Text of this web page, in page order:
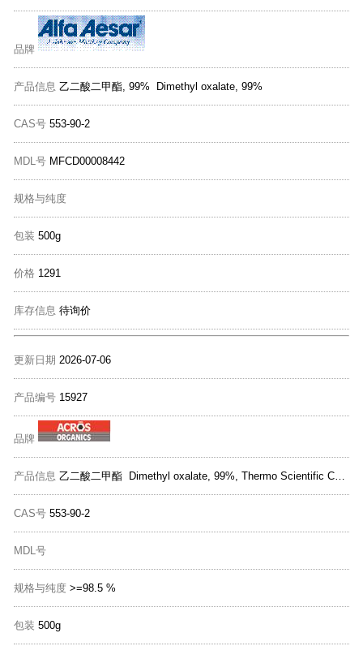
品牌
产品信息 乙二酸二甲酯, 99% Dimethyl oxalate, 99%
CAS号 553-90-2
MDL号 MFCD00008442
规格与纯度
包装 500g
价格 1291
库存信息 待询价
更新日期 2026-07-06
产品编号 15927
品牌
产品信息 乙二酸二甲酯 Dimethyl oxalate, 99%, Thermo Scientific Chemicals
CAS号 553-90-2
MDL号
规格与纯度 >=98.5 %
包装 500g